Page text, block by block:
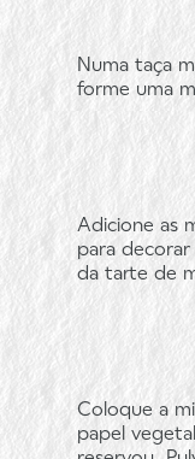
Numa taça
forme uma
Adicione as
para decorar
da tarte de
Coloque a
papel